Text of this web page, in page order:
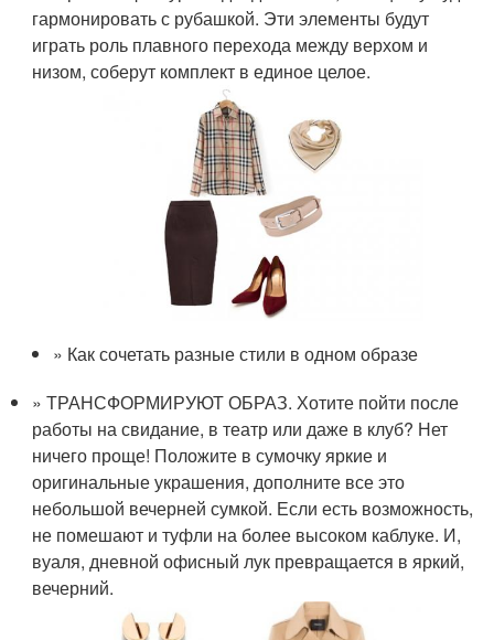
гармонировать с рубашкой. Эти элементы будут
играть роль плавного перехода между верхом и
низом, соберут комплект в единое целое.
» Как сочетать разные стили в одном образе
» ТРАНСФОРМИРУЮТ ОБРАЗ. Хотите пойти после
работы на свидание, в театр или даже в клуб? Нет
ничего проще! Положите в сумочку яркие и
оригинальные украшения, дополните все это
небольшой вечерней сумкой. Если есть возможность,
не помешают и туфли на более высоком каблуке. И,
вуаля, дневной офисный лук превращается в яркий,
вечерний.